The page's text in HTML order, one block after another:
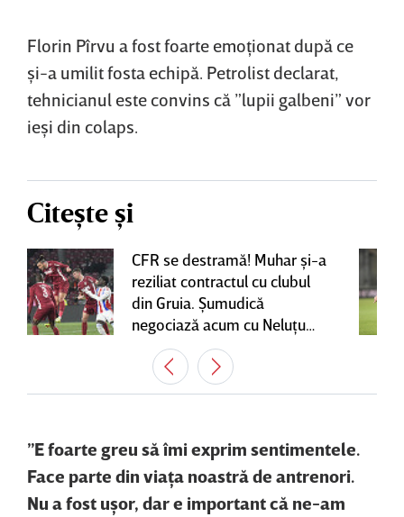
Florin Pîrvu a fost foarte emoţionat după ce
şi-a umilit fosta echipă. Petrolist declarat,
tehnicianul este convins că ”lupii galbeni” vor
ieşi din colaps.
Citește și
CFR se destramă! Muhar şi-a
reziliat contractul cu clubul
din Gruia. Şumudică
negociază acum cu Neluţu
Varga, care mai are o
variantă pentru banca tehnică
| EXCLUSIV
”E foarte greu să îmi exprim sentimentele.
Face parte din viaţa noastră de antrenori.
Nu a fost uşor, dar e important că ne-am